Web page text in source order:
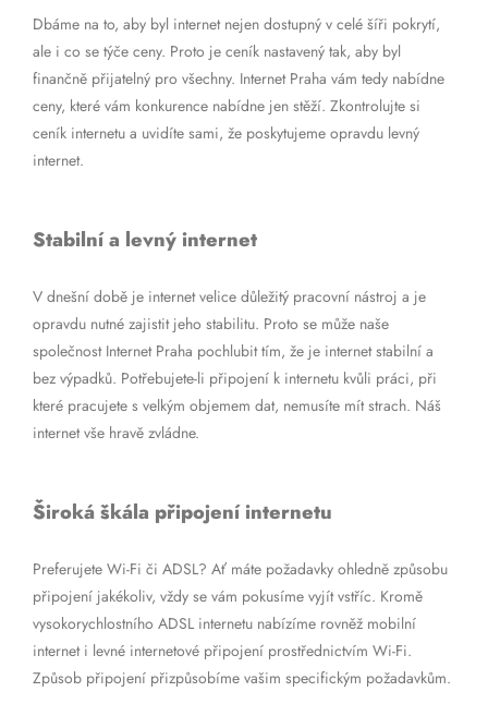
Dbáme na to, aby byl internet nejen dostupný v celé šíři pokrytí,
ale i co se týče ceny. Proto je ceník nastavený tak, aby byl
finančně přijatelný pro všechny. Internet Praha vám tedy nabídne
ceny, které vám konkurence nabídne jen stěží. Zkontrolujte si
ceník internetu a uvidíte sami, že poskytujeme opravdu levný
internet.
Stabilní a levný internet
V dnešní době je internet velice důležitý pracovní nástroj a je
opravdu nutné zajistit jeho stabilitu. Proto se může naše
společnost Internet Praha pochlubit tím, že je internet stabilní a
bez výpadků. Potřebujete-li připojení k internetu kvůli práci, při
které pracujete s velkým objemem dat, nemusíte mít strach. Náš
internet vše hravě zvládne.
Široká škála připojení internetu
Preferujete Wi-Fi či ADSL? Ať máte požadavky ohledně způsobu
připojení jakékoliv, vždy se vám pokusíme vyjít vstříc. Kromě
vysokorychlostního ADSL internetu nabízíme rovněž mobilní
internet i levné internetové připojení prostřednictvím Wi-Fi.
Způsob připojení přizpůsobíme vašim specifickým požadavkům.